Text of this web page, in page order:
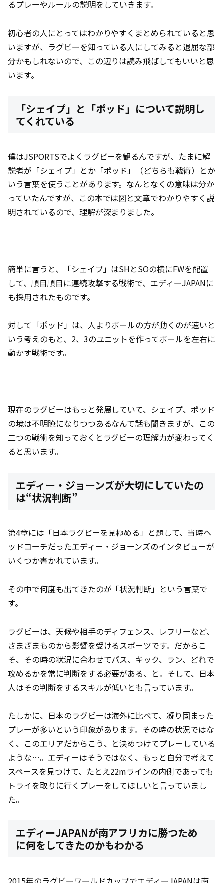
るプレーやルールの説明をしていきます。
初心者の人にとってはわかりやすくまとめられていると思
いますが、ラグビーを知っている人にしてみると退屈な部
分かもしれないので、この辺りは読み飛ばしてもいいと思
います。
「シェイプ」と「ポッド」について説明し
てくれている
僕はJSPORTSでよくラグビーを観るんですが、たまに解
説者が「シェイプ」とか「ポッド」（どちらも戦術）とか
いう言葉を使うことがあります。なんとなくの意味は分か
っていたんですが、この本では図と文章でわかりやすく説
明されているので、理解が深まりました。
簡単に言うと、「シェイプ」はSHとSOの横にFWを配置
して、順目順目に連続攻撃する戦術で、エディーJAPANに
も採用されたものです。
対して「ポッド」は、人よりボールの方が動くのが速いと
いう考えのもと、2、3のユニットを作ってボールを左右に
動かす戦術です。
現在のラグビーはもっと発展していて、シェイプ、ポッド
の境は不明瞭になりつつあるなんて話も聞きますが、この
二つの戦術を知っておくとラグビーの理解力が変わってく
ると思います。
エディー・ジョーンズが大切にしていたの
は“状況判断”
第4章には「日本ラグビーを見極める」と題して、当時ヘ
ッドコーチだったエディー・ジョーンズのインタビューが
いくつか書かれています。
その中で何度も出てきたのが「状況判断」という言葉で
す。
ラグビーは、天候や相手のディフェンス、レフリーなど、
さまざまものから影響を受けるスポーツです。だからこ
そ、その時の状況に合わせてパス、キック、ラン、どれで
攻めるかを常に判断をする必要がある、と。そして、日本
人はその判断をするスキルが低いとも言っています。
たしかに、日本のラグビーは海外に比べて、凝り固まった
プレーが多いという印象があります。その時の状況ではな
く、このエリアだからこう、と決めつけてプレーしている
ような…。エディーはそうではなく、もっと自分で考えて
スペースを見つけて、たとえ22mラインの内側であっても
トライを取りに行くプレーをしてほしいと言っていまし
た。
エディーJAPANが南アフリカに勝つため
に何をしてきたのかもわかる
2015年のラグビーワールドカップでエディーJAPANは南